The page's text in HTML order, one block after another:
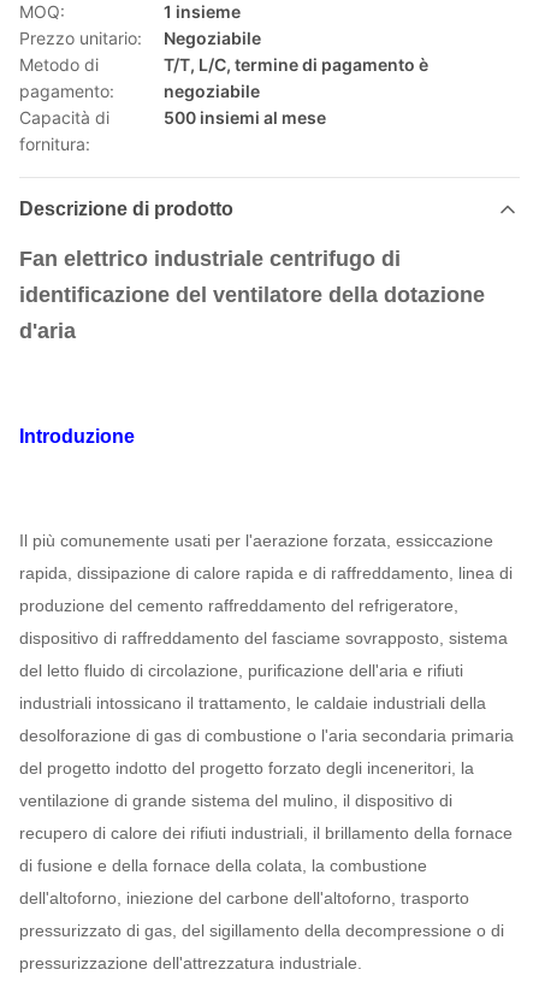
MOQ:
1 insieme
Prezzo unitario:
Negoziabile
Metodo di
pagamento:
T/T, L/C, termine di pagamento è
negoziabile
Capacità di
fornitura:
500 insiemi al mese
Descrizione di prodotto
Fan elettrico industriale centrifugo di
identificazione del ventilatore della dotazione
d'aria
Introduzione
Il più comunemente usati per l'aerazione forzata, essiccazione
rapida, dissipazione di calore rapida e di raffreddamento, linea di
produzione del cemento raffreddamento del refrigeratore,
dispositivo di raffreddamento del fasciame sovrapposto, sistema
del letto fluido di circolazione, purificazione dell'aria e rifiuti
industriali intossicano il trattamento, le caldaie industriali della
desolforazione di gas di combustione o l'aria secondaria primaria
del progetto indotto del progetto forzato degli inceneritori, la
ventilazione di grande sistema del mulino, il dispositivo di
recupero di calore dei rifiuti industriali, il brillamento della fornace
di fusione e della fornace della colata, la combustione
dell'altoforno, iniezione del carbone dell'altoforno, trasporto
pressurizzato di gas, del sigillamento della decompressione o di
pressurizzazione dell'attrezzatura industriale.